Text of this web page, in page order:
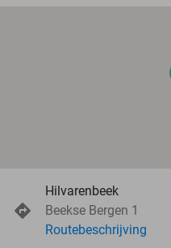
Hilvarenbeek
Beekse Bergen 1
Routebeschrijving